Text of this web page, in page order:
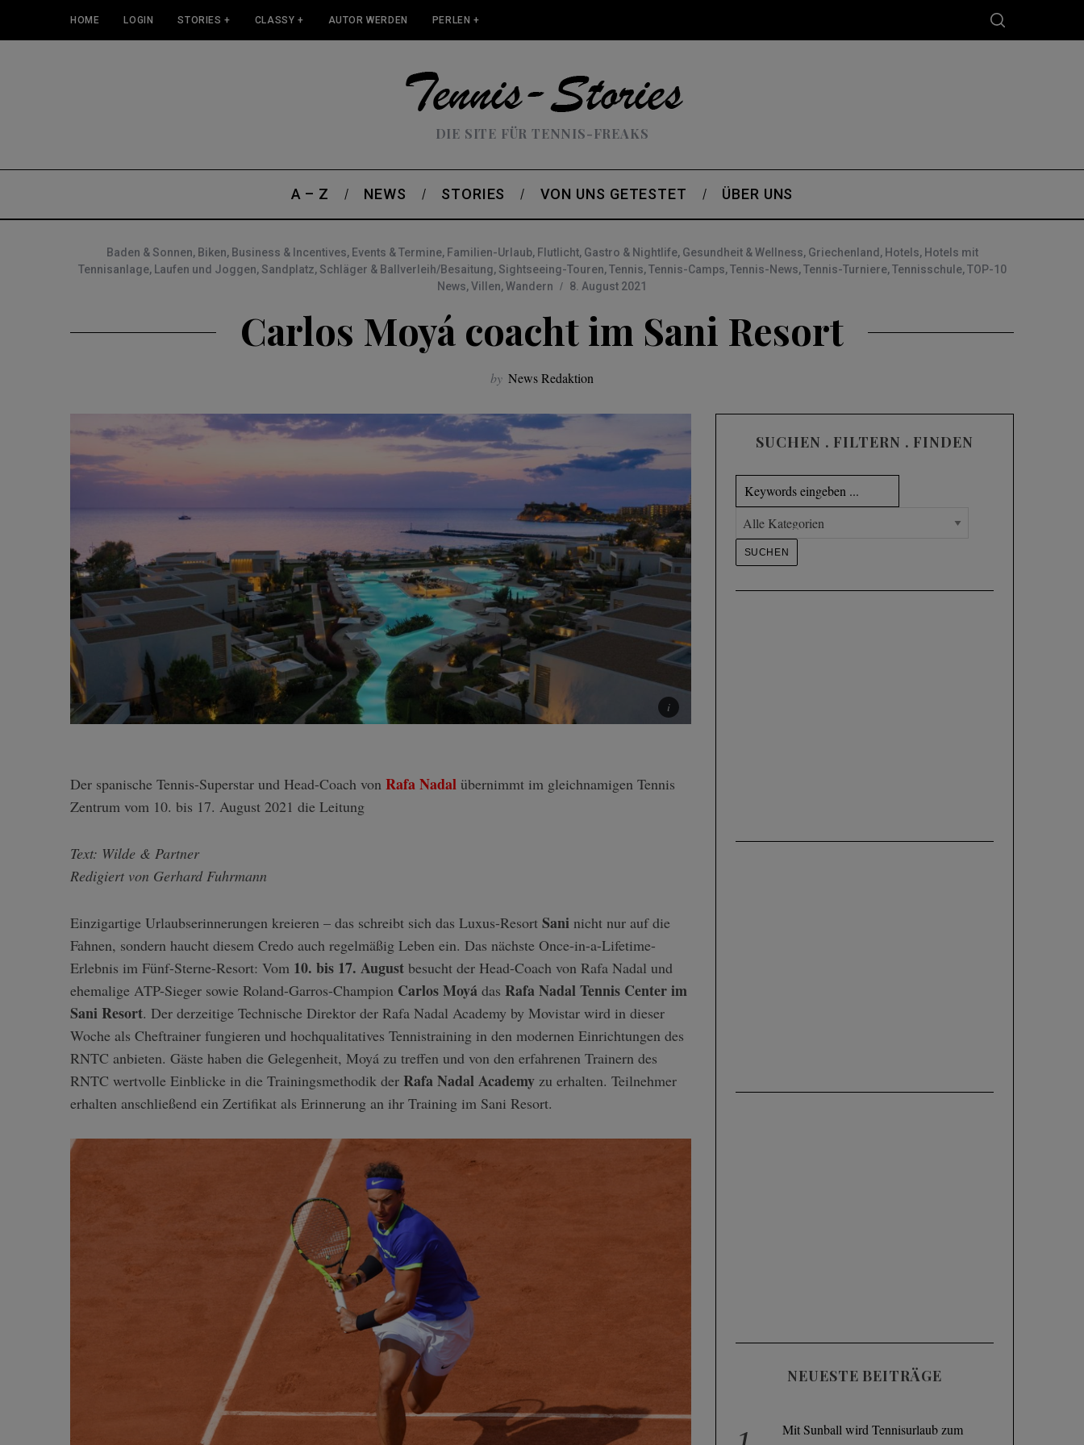
HOME LOGIN STORIES + CLASSY + AUTOR WERDEN PERLEN +
DIE SITE FÜR TENNIS-FREAKS
A – Z NEWS STORIES VON UNS GETESTET ÜBER UNS
Baden & Sonnen, Biken, Business & Incentives, Events & Termine, Familien-Urlaub, Flutlicht, Gastro & Nightlife, Gesundheit & Wellness, Griechenland , Hotels, Hotels mit
Tennisanlage, Laufen und Joggen, Sandplatz, Schläger & Ballverleih/Besaitung, Sightseeing-Touren,Tennis,Tennis-Camps,Tennis-News,Tennis-Turniere,Tennisschule,TOP-10
News,Villen,Wandern 8. August 2021
Carlos Moyá coacht im Sani Resort
by News Redaktion
Der spanische Tennis-Superstar und Head-Coach von Rafa Nadal übernimmt im gleichnamigen Tennis
Zentrum vom 10. bis 17. August 2021 die Leitung
Text: Wilde & Partner
Redigiert von Gerhard Fuhrmann
Einzigartige Urlaubserinnerungen kreieren – das schreibt sich das Luxus-Resort Sani nicht nur auf die
Fahnen, sondern haucht diesem Credo auch regelmäßig Leben ein. Das nächste Once-in-a-Lifetime-
Erlebnis im Fünf-Sterne-Resort: Vom 10. bis 17. August besucht der Head-Coach von Rafa Nadal und
ehemalige ATP-Sieger sowie Roland-Garros-Champion Carlos Moyá das Rafa Nadal Tennis Center im
Sani Resort. Der derzeitige Technische Direktor der Rafa Nadal Academy by Movistar wird in dieser
Woche als Cheftrainer fungieren und hochqualitatives Tennistraining in den modernen Einrichtungen des
RNTC anbieten. Gäste haben die Gelegenheit, Moyá zu treffen und von den erfahrenen Trainern des
RNTC wertvolle Einblicke in die Trainingsmethodik der Rafa Nadal Academy zu erhalten. Teilnehmer
erhalten anschließend ein Zertifikat als Erinnerung an ihr Training im Sani Resort.
SUCHEN . FILTERN . FINDEN
NEUESTE BEITRÄGE
Mit Sunball wird Tennisurlaub zum